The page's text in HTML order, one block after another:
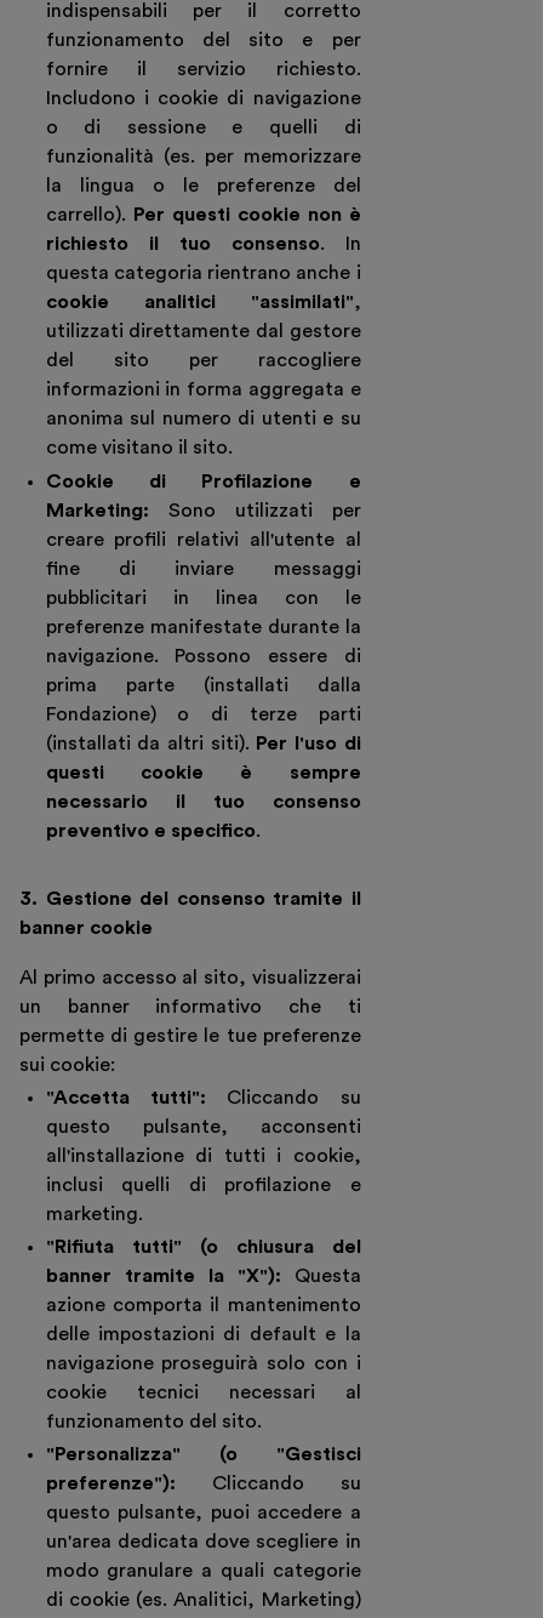
indispensabili per il corretto
funzionamento del sito e per
fornire il servizio richiesto.
Includono i cookie di navigazione
o di sessione e quelli di
funzionalità (es. per memorizzare
la lingua o le preferenze del
carrello).
Per questi cookie non è
richiesto il tuo consenso. In
questa categoria rientrano anche i
cookie analitici "assimilati",
utilizzati direttamente dal gestore
del sito per raccogliere
informazioni in forma aggregata e
anonima sul numero di utenti e su
come visitano il sito.
Cookie di Profilazione e
Marketing: Sono utilizzati per
creare profili relativi all'utente al
fine di inviare messaggi
pubblicitari in linea con le
preferenze manifestate durante la
navigazione. Possono essere di
prima parte (installati dalla
Fondazione) o di terze parti
(installati da altri siti). Per l'uso di
questi cookie è sempre
necessario il tuo consenso
preventivo e specifico.
3. Gestione del consenso tramite il
banner cookie
Al primo accesso al sito, visualizzerai
un banner informativo che ti
permette di gestire le tue preferenze
sui cookie:
"Accetta tutti": Cliccando su
questo pulsante, acconsenti
all'installazione di tutti i cookie,
inclusi quelli di profilazione e
marketing.
"Rifiuta tutti" (o chiusura del
banner tramite la "X"): Questa
azione comporta il mantenimento
delle impostazioni di default e la
navigazione proseguirà solo con i
cookie tecnici necessari al
funzionamento del sito.
"Personalizza" (o "Gestisci
preferenze"): Cliccando su
questo pulsante, puoi accedere a
un'area dedicata dove scegliere in
modo granulare a quali categorie
di cookie (es. Analitici, Marketing)